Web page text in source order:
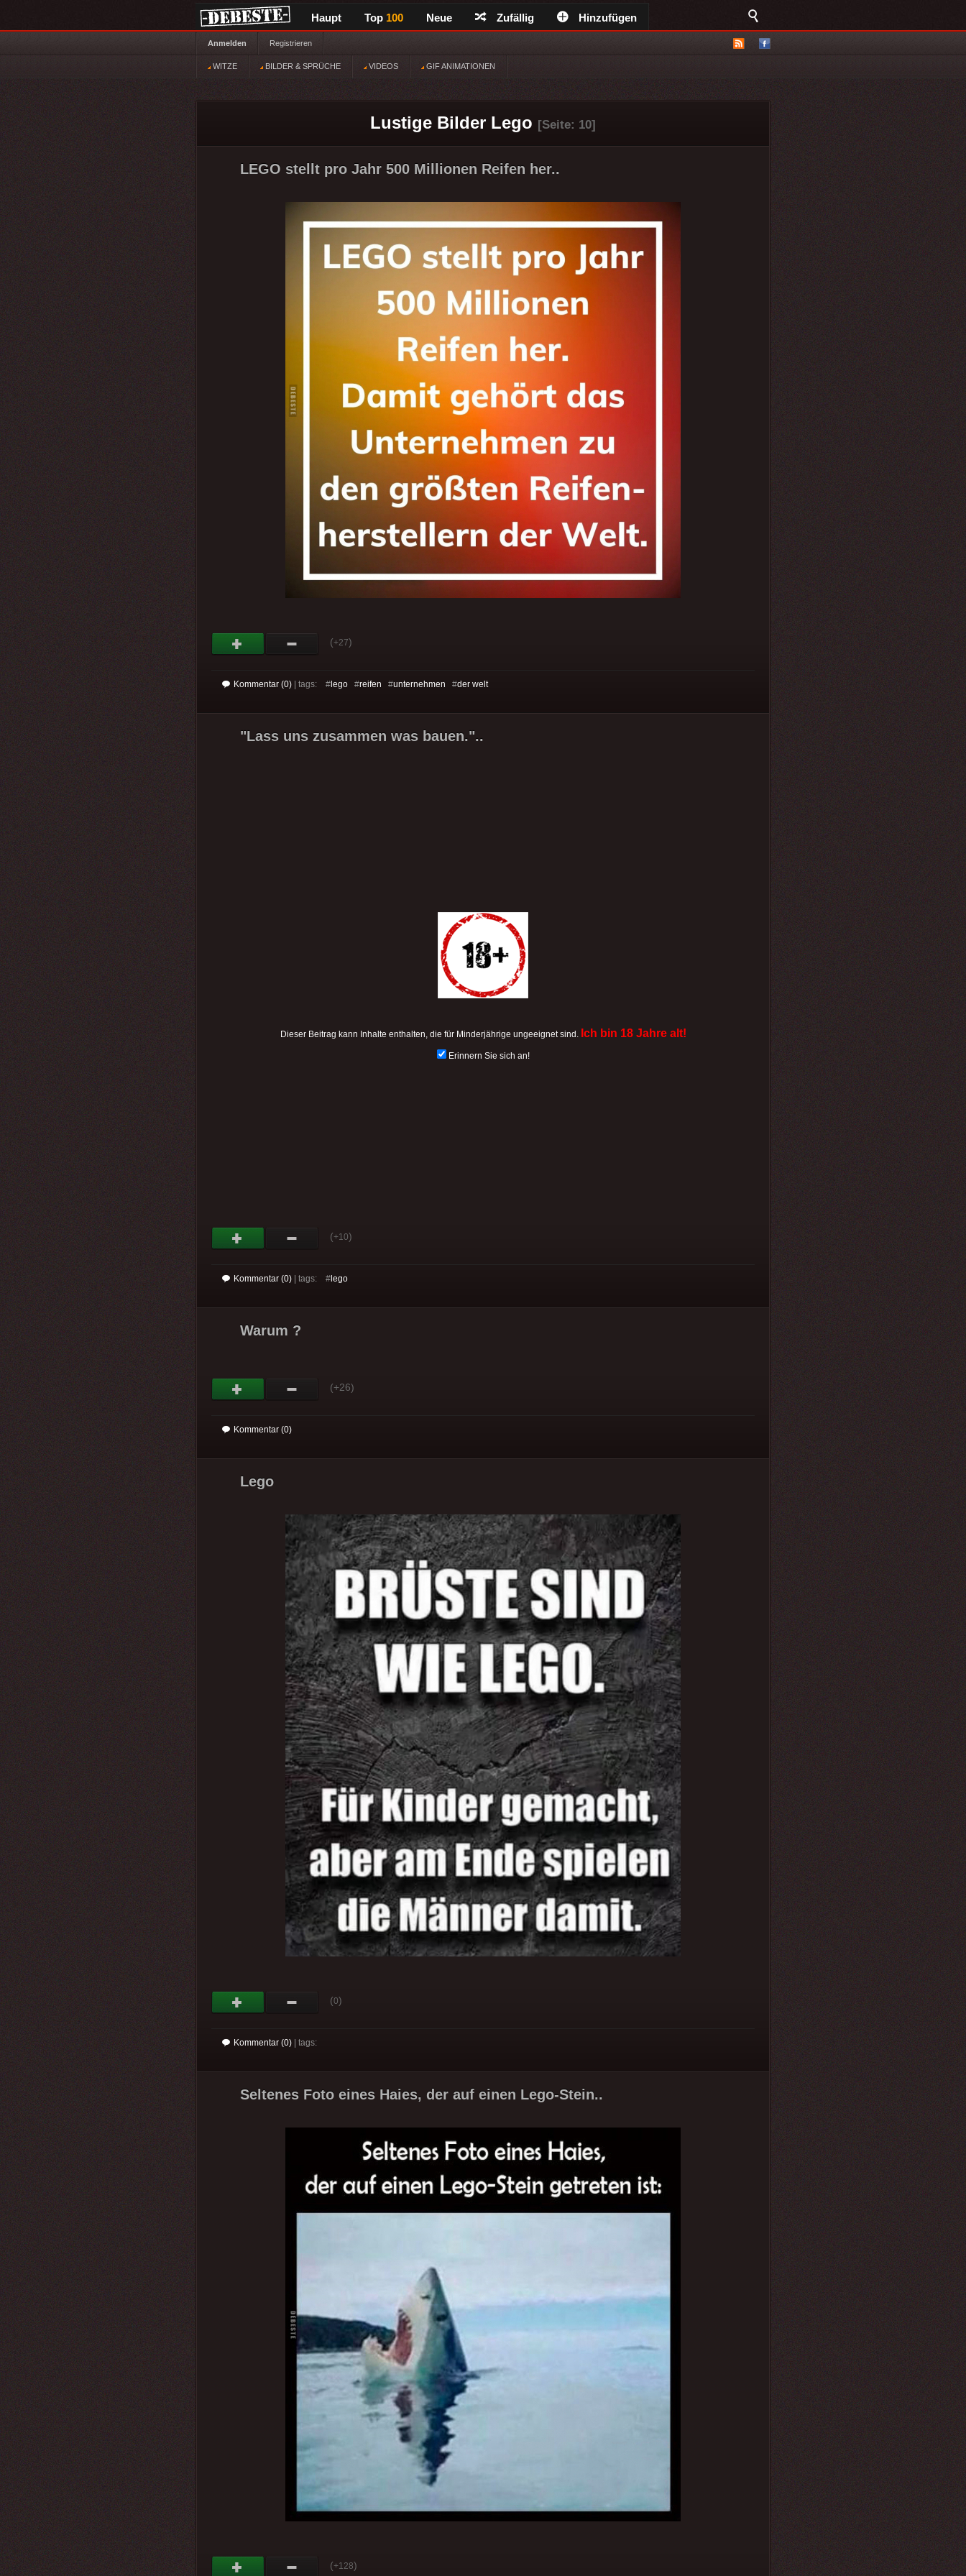
Haupt Top 100 Neue Zufällig Hinzufügen
Anmelden Registrieren
WITZE BILDER & SPRÜCHE VIDEOS GIF ANIMATIONEN
Lustige Bilder Lego [Seite: 10]
LEGO stellt pro Jahr 500 Millionen Reifen her..
(+27)
Kommentar (0) | tags: # lego #reifen #unternehmen #der welt
"Lass uns zusammen was bauen."..
Dieser Beitrag kann Inhalte enthalten, die für Minderjährige ungeeignet sind. Ich bin 18 Jahre alt!
Erinnern Sie sich an!
(+10)
Kommentar (0) | tags: # lego
Warum ?
(+26)
Kommentar (0)
Lego
(0)
Kommentar (0) | tags:
Seltenes Foto eines Haies, der auf einen Lego-Stein..
(+128)